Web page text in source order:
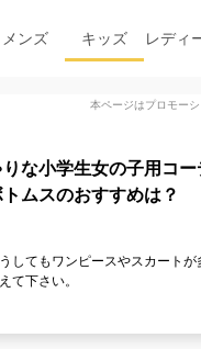
メンズ キッズ レディ
本ページはプロモー
な小学生女の子用コ
ムスのおすすめは？
してもワンピースやスカート
て下さい。